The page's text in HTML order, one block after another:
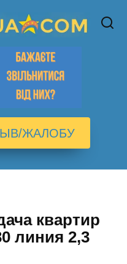
ЖАЛОБУ
квартир
линия 2,3